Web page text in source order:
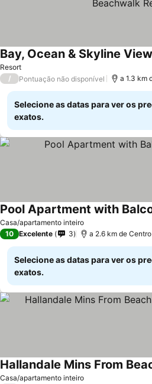
Resort
/ Pontuação não disponível a 1.3 km
Selecione as datas para ver os
exatos.
Casa/apartamento inteiro
Pool Apartment with
10 Excelente 3 a 2.6 km de
Selecione as datas para ver os
exatos.
Casa/apartamento inteiro